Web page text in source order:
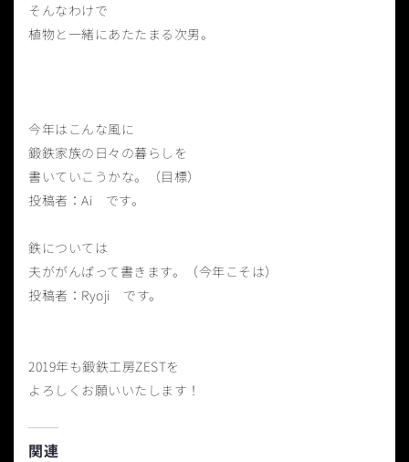
そんなわけで
植物と一緒にあたたまる次男。
今年はこんな風に
鍛鉄家族の日々の暮らしを
書いていこうかな。（目標）
投稿者：Ai です。
鉄については
夫ががんばって書きます。（今年こそは）
投稿者：Ryoji です。
2019年も鍛鉄工房ZESTを
よろしくお願いいたします！
関連